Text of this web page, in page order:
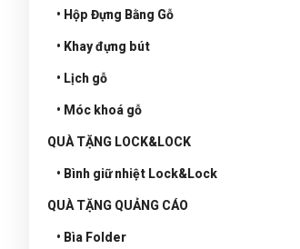
• Hộp Đựng Bằng Gỗ
• Khay đựng bút
• Lịch gỗ
• Móc khoá gỗ
QUÀ TẶNG LOCK&LOCK
• Bình giữ nhiệt Lock&Lock
QUÀ TẶNG QUẢNG CÁO
• Bìa Folder